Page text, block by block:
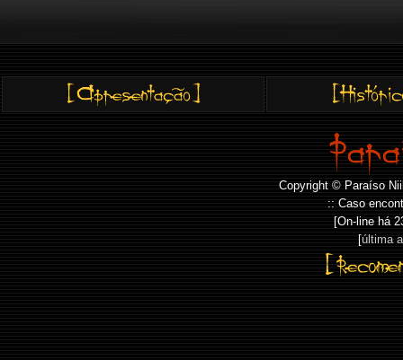
Copyright © Paraíso
:: Caso
[On-line há
[última